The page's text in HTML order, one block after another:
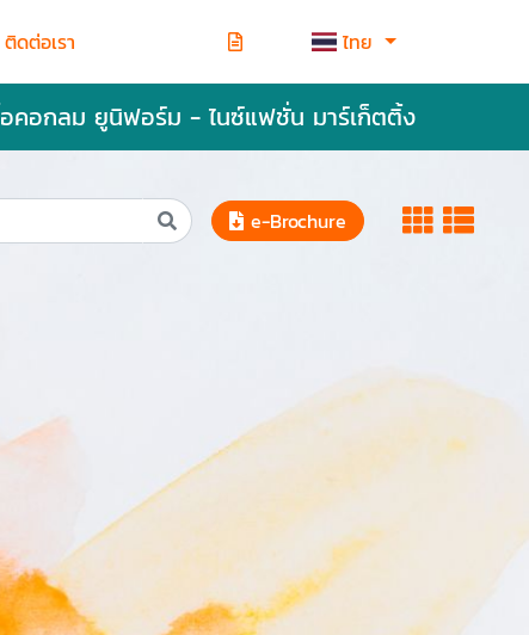
ติดต่อเรา ไทย
อคอกลม ยูนิฟอร์ม - ไนซ์แฟชั่น มาร์เก็ตติ้ง
e-Brochure